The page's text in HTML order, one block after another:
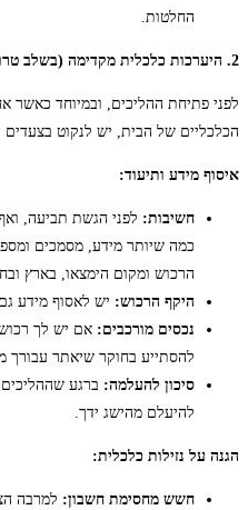
החלטות.
2. היערכות כלכלית מקדימה (בשלב טרום הגירושין)
לפני פתיחת ההליכים, ובמיוחד כאשר
הכלכליים של הבית, יש לנקוט בצעדים
איסוף מידע ותיעוד:
חשיבות: לפני הגשת תביעה,
כמה שיותר מידע, מסמכים
הרכוש ומקום הימצאו, בארץ
היקף הרכוש: יש לאסוף מידע
נכסים מורכבים: אם יש לך
להסתייע בחוקר שיאתר עבורך
סיכון להעלמה: ברגע
להיעלם מהישג ידך.
הגנה על נזילות כלכלית:
חשש מחסימת חשבון: למרבה